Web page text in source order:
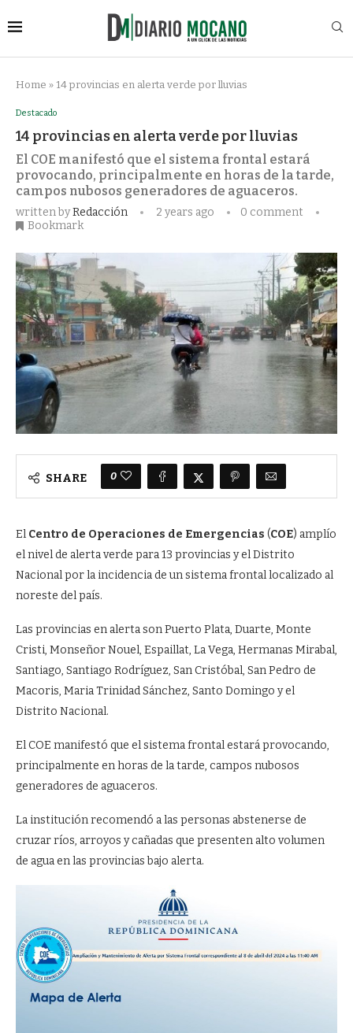
Home » 14 provincias en alerta verde por lluvias
Destacado
14 provincias en alerta verde por lluvias
El COE manifestó que el sistema frontal estará
provocando, principalmente en horas de la tarde,
campos nubosos generadores de aguaceros.
written byRedacción 2 years ago
0 comment
Bookmark
SHARE 0
El Centro de Operaciones de Emergencias (COE) amplío
el nivel de alerta verde para 13 provincias y el Distrito
Nacional por la incidencia de un sistema frontal localizado al
noreste del país.
Las provincias en alerta son Puerto Plata, Duarte, Monte
Cristi, Monseñor Nouel, Espaillat, La Vega, Hermanas Mirabal,
Santiago, Santiago Rodríguez, San Cristóbal, San Pedro de
Macoris, Maria Trinidad Sánchez, Santo Domingo y el
Distrito Nacional.
El COE manifestó que el sistema frontal estará provocando,
principalmente en horas de la tarde, campos nubosos
generadores de aguaceros.
La institución recomendó a las personas abstenerse de
cruzar ríos, arroyos y cañadas que presenten alto volumen
de agua en las provincias bajo alerta.